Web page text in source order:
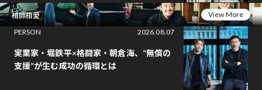
相師相愛
View More
PERSON
2026.08.07
実業家・堀鉄平×格闘家・朝倉海、“無償の
支援”が生む成功の循環とは